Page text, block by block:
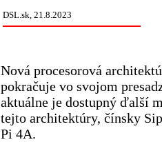
DSL.sk, 21.8.2023
Nová procesorová
pokračuje vo svojom
aktuálne je dostupný ďalší
tejto architektúry, čínsky
Pi 4A.